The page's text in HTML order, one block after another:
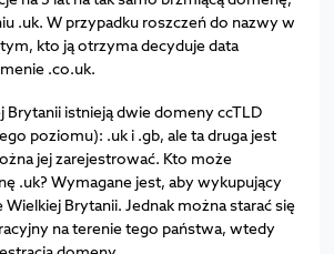
.uk. W przypadku roszczeń do nazwy w
kto ją otrzyma decyduje data
.co.uk.
Brytanii istnieją dwie domeny ccTLD
poziomu): .uk i .gb, ale ta druga jest
jej zarejestrować. Kto może
.uk? Wymagane jest, aby wykupujący
Wielkiej Brytanii. Jednak można starać się
na terenie tego państwa, wtedy